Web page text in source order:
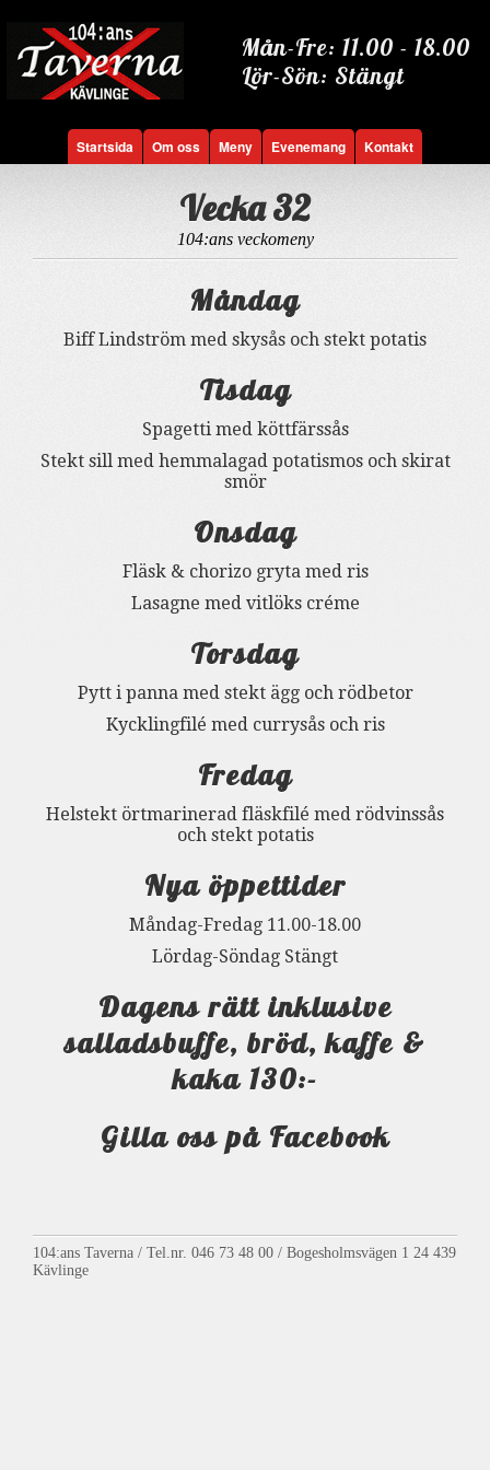
Mån-Fre: 11.00 - 18.00
Lör-Sön: Stängt
Startsida Om oss Meny Evenemang Kontakt
Vecka 32
104:ans veckomeny
Måndag
Biff Lindström med skysås och stekt potatis
Tisdag
Spagetti med köttfärssås
Stekt sill med hemmalagad potatismos och skirat
smör
Onsdag
Fläsk & chorizo gryta med ris
Lasagne med vitlöks créme
Torsdag
Pytt i panna med stekt ägg och rödbetor
Kycklingfilé med currysås och ris
Fredag
Helstekt örtmarinerad fläskfilé med rödvinssås
och stekt potatis
Nya öppettider
Måndag-Fredag 11.00-18.00
Lördag-Söndag Stängt
Dagens rätt inklusive
salladsbuffe, bröd, kaffe &
kaka 130:-
Gilla oss på Facebook
104:ans Taverna / Tel.nr. 046 73 48 00 / Bogesholmsvägen 1 24 439
Kävlinge